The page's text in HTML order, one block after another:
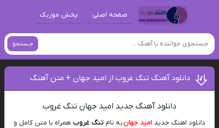
صفحه اصلی پخش موزیک
جستجو
دانلود آهنگ تنگ غروب از امید جهان + متن آهنگ
دانلود آهنگ جدید امید جهان تنگ غروب
دانلود اهنگ جدید امید جهانبه نام تنگ غروب همراه با متن کامل و